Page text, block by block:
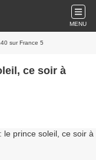
MENU
sur France 5
ce soir à